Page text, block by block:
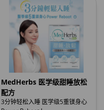
MedHerbs 医学级甜睡放松
配方
3分钟轻松入睡 医学级5重镁身心